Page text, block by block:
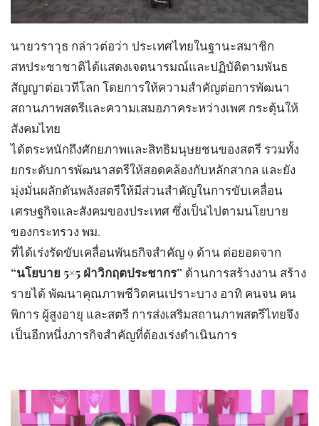
นายวราวุธ กล่าวต่อว่า ประเทศไทยในฐานะสมาชิก
สหประชาชาติได้แสดงเจตนารมณ์และปฏิบัติตามพันธ
สัญญาต่อเวทีโลก โดยการให้ความสำคัญต่อการพัฒนา
สถานภาพสตรีและความเสมอภาคระหว่างเพศ กระตุ้นให้
สังคมไทย
ได้ตระหนักถึงศักยภาพและสิทธิมนุษยชนของสตรี รวมทั้ง
ยกระดับการพัฒนาสตรีให้สอดคล้องกับหลักสากล และยัง
มุ่งมั่นผลักดันพลังสตรีให้มีส่วนสำคัญในการขับเคลื่อน
เศรษฐกิจและสังคมของประเทศ ซึ่งเป็นไปตามนโยบาย
ของกระทรวง พม.
ที่ได้เร่งรัดขับเคลื่อนพันธกิจสำคัญ 9 ด้าน ต่อยอดจาก
“นโยบาย 5×5 ฝ่าวิกฤตประชากร” ด้านการสร้างงาน สร้าง
รายได้ พัฒนาคุณภาพชีวิตคนเปราะบาง อาทิ คนจน คน
พิการ ผู้สูงอายุ และสตรี การส่งเสริมสถานภาพสตรีไทยจึง
เป็นอีกหนึ่งภารกิจสำคัญที่ต้องเร่งดำเนินการ